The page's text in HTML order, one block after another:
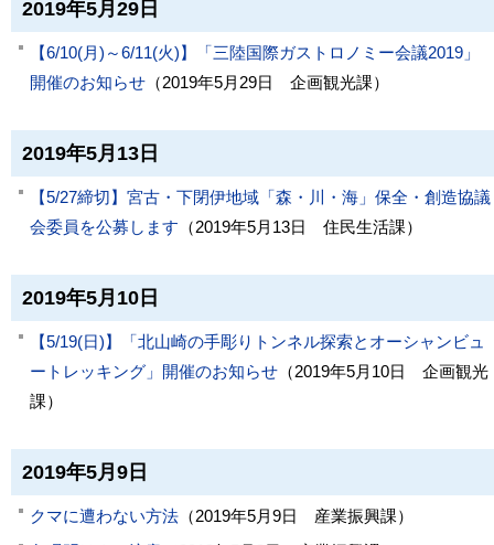
2019年5月29日
【6/10(月)～6/11(火)】「三陸国際ガストロノミー会議2019」
開催のお知らせ （2019年5月29日 企画観光課）
2019年5月13日
【5/27締切】宮古・下閉伊地域「森・川・海」保全・創造協議
会委員を公募します （2019年5月13日 住民生活課）
2019年5月10日
【5/19(日)】「北山崎の手彫りトンネル探索とオーシャンビュ
ートレッキング」開催のお知らせ （2019年5月10日
企画観光
課）
2019年5月9日
クマに遭わない方法 （2019年5月9日 産業振興課）